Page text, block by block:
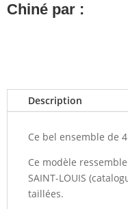
Chiné par :
Description
Ce bel ensemble de
Ce modèle
SAINT-LOUIS
taillées.